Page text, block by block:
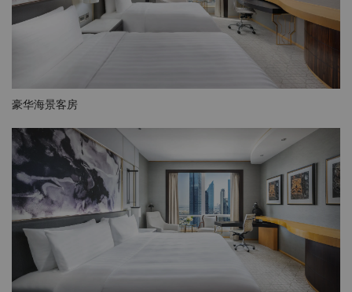
豪华海景客房